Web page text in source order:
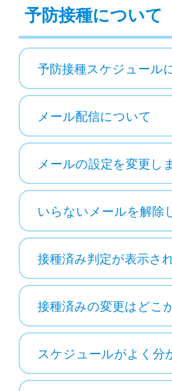
予防接種について
予防接種スケジュール
メール配信について
メールの設定を変更し
いらないメールを解除
接種済み判定が表示さ
接種済みの変更はどこ
スケジュールがよく分